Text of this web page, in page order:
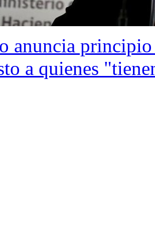
anuncia
a quienes